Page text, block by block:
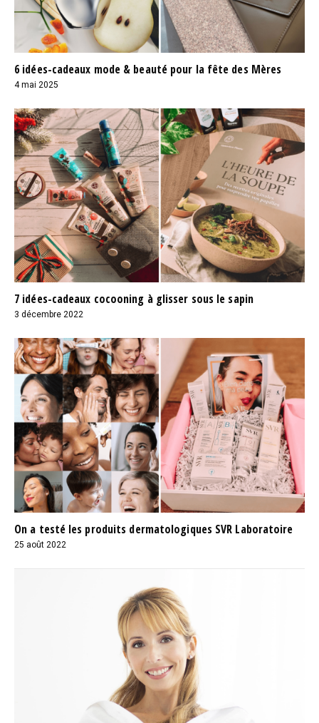
6 idées-cadeaux mode & beauté pour la fête des Mères
4 mai 2025
7 idées-cadeaux cocooning à glisser sous le sapin
3 décembre 2022
On a testé les produits dermatologiques SVR Laboratoire
25 août 2022